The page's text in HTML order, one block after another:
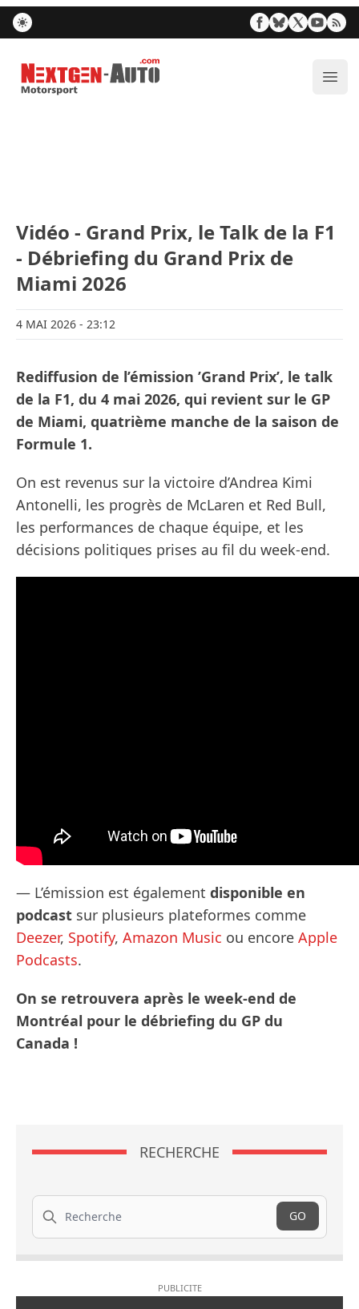
Nextgen-Auto.com
Vidéo - Grand Prix, le Talk de la F1
- Débriefing du Grand Prix de
Miami 2026
4 MAI 2026 - 23:12
Rediffusion de l’émission ’Grand Prix’, le talk
de la F1, du 4 mai 2026, qui revient sur le GP
de Miami, quatrième manche de la saison de
Formule 1.
On est revenus sur la victoire d’Andrea Kimi
Antonelli, les progrès de McLaren et Red Bull,
les performances de chaque équipe, et les
décisions politiques prises au fil du week-end.
— L’émission est également disponible en
podcast sur plusieurs plateformes comme
Deezer, Spotify, Amazon Music ou encore Apple
Podcasts.
On se retrouvera après le week-end de
Montréal pour le débriefing du GP du
Canada !
RECHERCHE
Recherche
GO